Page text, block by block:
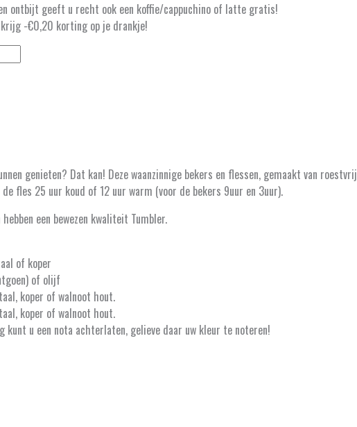
ontbijt geeft u recht ook een koffie/cappuchino of latte gratis!
krijg -€0,20 korting op je drankje!
genieten? Dat kan! Deze waanzinnige bekers en flessen, gemaakt van roestvrij
fles 25 uur koud of 12 uur warm (voor de bekers 9uur en 3uur).
een bewezen kwaliteit Tumbler.
of koper
of olijf
koper of walnoot hout.
koper of walnoot hout.
u een nota achterlaten, gelieve daar uw kleur te noteren!